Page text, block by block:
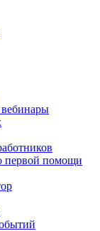
первой помощи